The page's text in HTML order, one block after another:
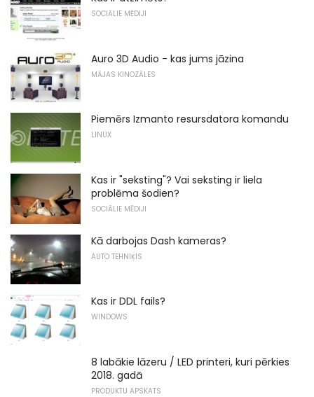
SOCIĀLIE MĒDIJI
Auro 3D Audio - kas jums jāzina
MĀJAS KINOZĀLES
Piemērs Izmanto resursdatora komandu
LINUX
Kas ir "seksting"? Vai seksting ir liela
problēma šodien?
SOCIĀLIE MĒDIJI
Kā darbojas Dash kameras?
AUTO TEHNIĶIS
Kas ir DDL fails?
WINDOWS
8 labākie lāzeru / LED printeri, kuri pērkies
2018. gadā
PRODUKTU APSKATS